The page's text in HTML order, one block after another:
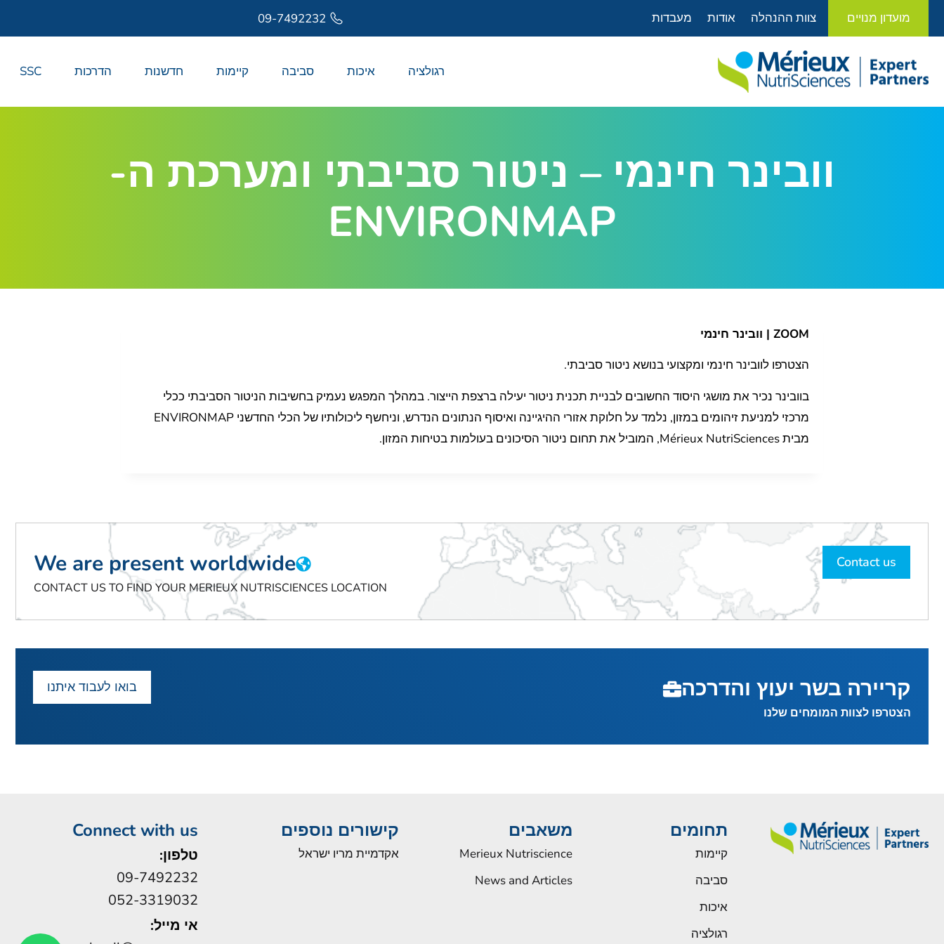
מועדון מנויים צוות ההנהלה אודות מעבדות 09-7492232
רגולציה איכות סביבה קיימות חדשנות הדרכות SSC
וובינר חינמי – ניטור סביבתי ומערכת ה-
ENVIRONMAP
ZOOM |
וובינר חינמי
הצטרפו לוובינר חינמי ומקצועי בנושא ניטור סביבתי.
בוובינר נכיר את מושגי היסוד החשובים לבניית תכנית ניטור יעילה ברצפת הייצור. במהלך המפגש נעמיק בחשיבות הניטור הסביבתי ככלי
מרכזי למניעת זיהומים במזון, נלמד על חלוקת אזורי ההיגיינה ואיסוף הנתונים הנדרש, וניחשף ליכולותיו של הכלי החדשני ENVIRONMAP
מבית Mérieux NutriSciences, המוביל את תחום ניטור הסיכונים בעולמות בטיחות המזון.
Contact us
We are present worldwide
CONTACT US TO FIND YOUR MERIEUX NUTRISCIENCES LOCATION
קריירה בשר יעוץ והדרכה
הצטרפו לצוות המומחים שלנו
בואו לעבוד איתנו
תחומים
קיימות
סביבה
איכות
רגולציה
משאבים
Merieux Nutriscience
News and Articles
קישורים נוספים
אקדמיית מריו ישראל
Connect with us
טלפון:
09-7492232
052-3319032
אי מייל: